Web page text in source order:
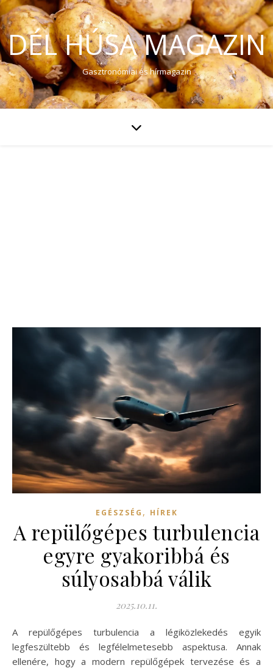
DÉL HÚSA MAGAZIN
Gasztronómiai és hírmagazin
EGÉSZSÉG , HÍREK
A repülőgépes turbulencia
egyre gyakoribbá és
súlyosabbá válik
2025.10.11.
A repülőgépes turbulencia a légiközlekedés egyik
legfeszültebb és legfélelmetesebb aspektusa. Annak
ellenére, hogy a modern repülőgépek tervezése és a